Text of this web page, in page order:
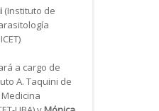
(Instituto de
a cargo de
A. Taquini de